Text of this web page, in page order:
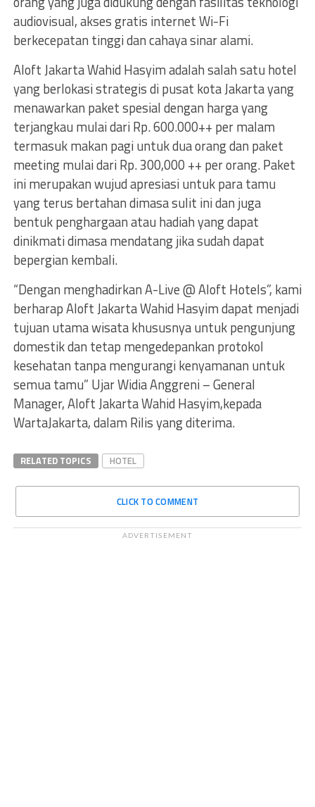
audiovisual, akses gratis internet Wi-Fi
berkecepatan tinggi dan cahaya sinar alami.
Aloft Jakarta Wahid Hasyim adalah salah satu hotel
yang berlokasi strategis di pusat kota Jakarta yang
menawarkan paket spesial dengan harga yang
terjangkau mulai dari Rp. 600.000++ per malam
termasuk makan pagi untuk dua orang dan paket
meeting mulai dari Rp. 300,000 ++ per orang. Paket
ini merupakan wujud apresiasi untuk para tamu
yang terus bertahan dimasa sulit ini dan juga
bentuk penghargaan atau hadiah yang dapat
dinikmati dimasa mendatang jika sudah dapat
bepergian kembali.
“Dengan menghadirkan A-Live @ Aloft Hotels”, kami
berharap Aloft Jakarta Wahid Hasyim dapat menjadi
tujuan utama wisata khususnya untuk pengunjung
domestik dan tetap mengedepankan protokol
kesehatan tanpa mengurangi kenyamanan untuk
semua tamu” Ujar Widia Anggreni – General
Manager, Aloft Jakarta Wahid Hasyim,kepada
WartaJakarta, dalam Rilis yang diterima.
RELATED TOPICS HOTEL
CLICK TO COMMENT
ADVERTISEMENT